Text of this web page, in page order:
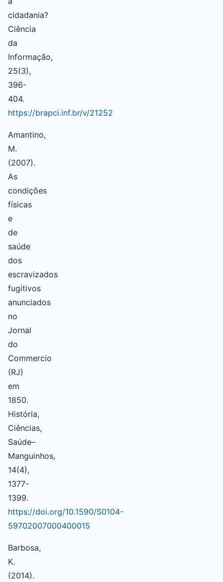
cidadania?
Ciência
da
Informação,
25(3),
396-
404.
https://brapci.inf.br/v/21252
Amantino,
M.
(2007).
As
condições
físicas
e
de
saúde
dos
escravizados
fugitivos
anunciados
no
Jornal
do
Commercio
(RJ)
em
1850.
História,
Ciências,
Saúde–
Manguinhos,
14(4),
1377-
1399.
https://doi.org/10.1590/S0104-
59702007000400015
Barbosa,
K.
(2014).